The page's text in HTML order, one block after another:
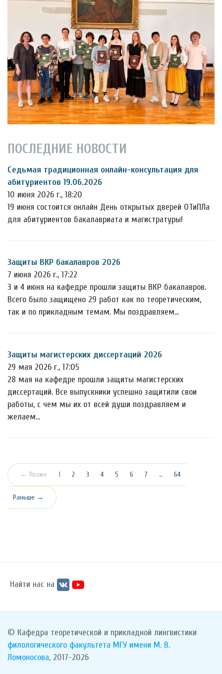
ПОСЛЕДНИЕ НОВОСТИ
Седьмая традиционная онлайн-консультация для
абитуриентов 19.06.2026
10 июня 2026 г., 18:20
19 июня состоится онлайн День открытых дверей ОТиПЛа
для абитуриентов бакалавриата и магистратуры!
Защиты ВКР бакалавров 2026
7 июня 2026 г., 17:22
3 и 4 июня на кафедре прошли защиты ВКР бакалавров.
Всего было защищено 29 работ как по теоретическим,
так и по прикладным темам. Мы поздравляем…
Защиты магистерских диссертаций 2026
29 мая 2026 г., 17:05
28 мая на кафедре прошли защиты магистерских
диссертаций. Все выпускники успешно защитили свои
работы, с чем мы их от всей души поздравляем и
желаем…
← Позже 1 (текущая)
2 3 4 5 6 7 … 64
Раньше →
Найти нас на
© Кафедра теоретической и прикладной лингвистики
филологического факультета МГУ имени М. В.
Ломоносова, 2017-2026